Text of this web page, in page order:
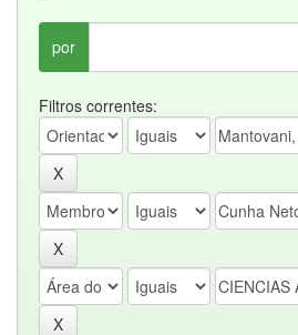
por
Filtros correntes: